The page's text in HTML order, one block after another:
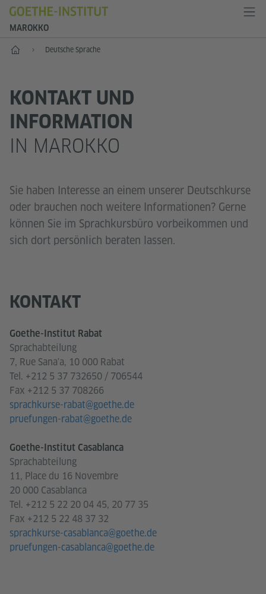
MAROKKO
Start Deutsche Sprache
KONTAKT UND
INFORMATION
IN MAROKKO
Sie haben Interesse an einem unserer Deutschkurse
oder brauchen noch weitere Informationen? Gerne
können Sie im Sprachkursbüro vorbeikommen und
sich dort persönlich beraten lassen.
KONTAKT
Goethe-Institut Rabat
Sprachabteilung
7, Rue Sana'a, 10 000 Rabat
Tel. +212 5 37 732650 / 706544
Fax +212 5 37 708266
sprachkurse-rabat@goethe.de
pruefungen-rabat@goethe.de
Goethe-Institut Casablanca
Sprachabteilung
11, Place du 16 Novembre
20 000 Casablanca
Tel. +212 5 22 20 04 45, 20 77 35
Fax +212 5 22 48 37 32
sprachkurse-casablanca@goethe.de
pruefungen-casablanca@goethe.de